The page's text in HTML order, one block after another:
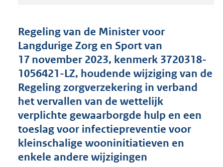
d
s
g
o
o
t
t
e
:
7
9
Regeling van de Minister voor
Langdurige Zorg en Sport van
17 november 2023, kenmerk 3720318-
1056421-LZ, houdende wijziging van de
Regeling zorgverzekering in verband
het vervallen van de wettelijk
verplichte gewaarborgde hulp en een
toeslag voor infectiepreventie voor
kleinschalige wooninitiatieven en
enkele andere wijzigingen